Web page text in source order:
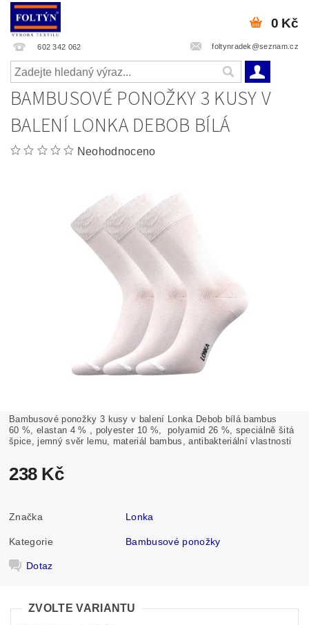
602 342 062 foltynradek@seznam.cz
0 Kč
BAMBUSOVÉ PONOŽKY 3 KUSY V
BALENÍ LONKA DEBOB BÍLÁ
Neohodnoceno
Bambusové ponožky 3 kusy v balení Lonka Debob bílá bambus
60 %, elastan 4 % , polyester 10 %, polyamid 26 %, speciálně šitá
špice, jemný svěr lemu, materiál bambus, antibakteriální vlastnosti
238 Kč
Značka Lonka
Kategorie Bambusové ponožky
Dotaz
ZVOLTE VARIANTU